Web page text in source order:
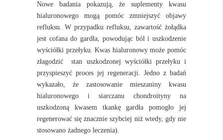
Nowe badania pokazują, że suplementy kwasu
hialuronowego mogą pomóc zmniejszyć objawy
refluksu. W przypadku refluksu, zawartość żołądka
jest cofana do gardła, powodując ból i uszkodzenie
wyściółki przełyku. Kwas hialuronowy może pomóc
złagodzić
stan uszkodzonej wyściółki przełyku i
przyspieszyć proces jej regeneracji. Jedno z badań
wykazało, że zastosowanie mieszaniny kwasu
hialuronowego i siarczanu chondroityny na
uszkodzoną kwasem tkankę gardła pomogło jej
regenerować się znacznie szybciej niż wtedy, gdy nie
stosowano żadnego leczenia).